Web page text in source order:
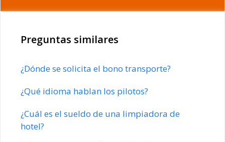
Preguntas similares
¿Dónde se solicita el bono transporte?
¿Qué idioma hablan los pilotos?
¿Cuál es el sueldo de una limpiadora de
hotel?